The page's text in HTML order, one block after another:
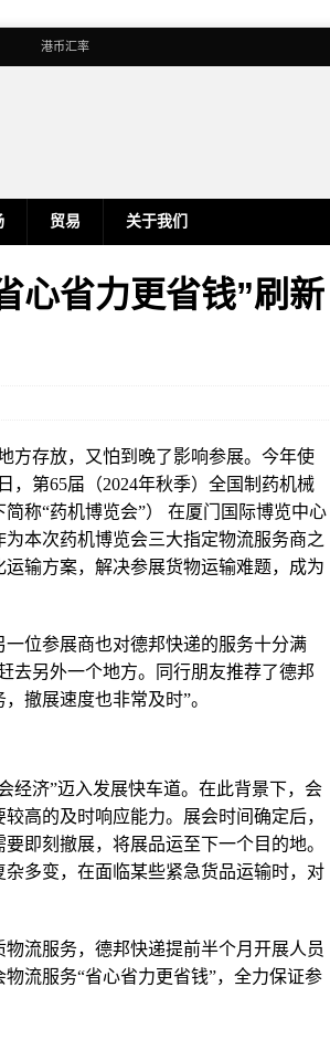
港币汇率
贸易 关于我们
心省力更省钱”刷新
方存放，又怕到晚了影响参展。今年使
，第65届（2024年秋季）全国制药机械
称“药机博览会”） 在厦门国际博览中心
本次药机博览会三大指定物流服务商之
输方案，解决参展货物运输难题，成为
位参展商也对德邦快递的服务十分满
去另外一个地方。同行朋友推荐了德邦
撤展速度也非常及时”。
经济”迈入发展快车道。在此背景下，会
高的及时响应能力。展会时间确定后，
即刻撤展，将展品运至下一个目的地。
多变，在面临某些紧急货品运输时，对
流服务，德邦快递提前半个月开展人员
流服务“省心省力更省钱”，全力保证参